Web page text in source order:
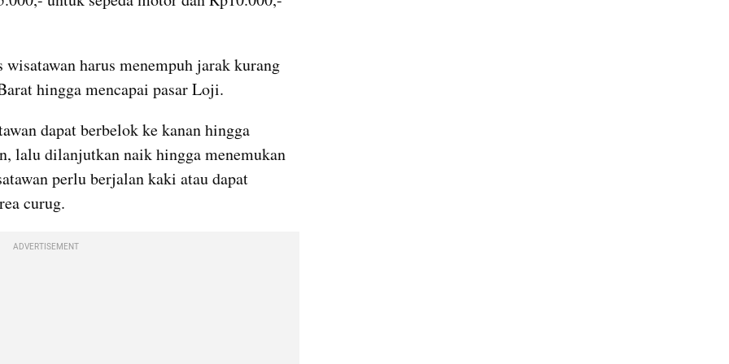
harus menempuh jarak kurang
hingga mencapai pasar Loji.
dapat berbelok ke kanan hingga
lalu dilanjutkan naik hingga menemukan
perlu berjalan kaki atau dapat
curug.
ADVERTISEMENT